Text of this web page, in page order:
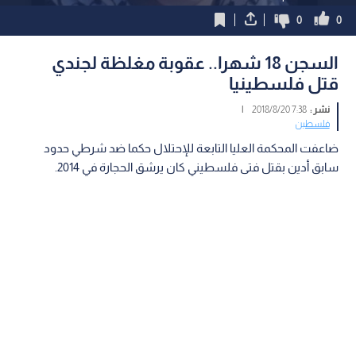
0
0
السجن 18 شهرا.. عقوبة مغلظة لجندي
قتل فلسطينيا
نشر :7:38 2018/8/20
|
فلسطين
ضاعفت المحكمة العليا التابعة للإحتلال حكما ضد شرطي حدود
سابق أدين بقتل فتى فلسطيني كان يرشق الحجارة في 2014.